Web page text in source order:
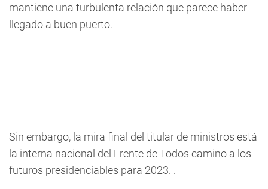
mantiene una turbulenta relación que parece haber
llegado a buen puerto.
Sin embargo, la mira final del titular de ministros está
la interna nacional del Frente de Todos camino a los
futuros presidenciables para 2023. .